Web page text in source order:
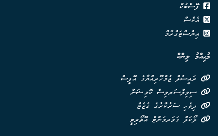
ފޭސްބުކް
އެކްސް
އިންސްޓަގްރާމް
މުޙިއްމު ލިންކް
ރައީސުލް ޖުމްހޫރިއްޔާގެ އޮފީސް
ސިވިލްސަރވިސް ކޮމިޝަން
ދިވެހި ސަރުކާރުގެ ގެޒެޓް
ލޯކަލް ގަވަރމަންޓް އޮތޯރިޓީ